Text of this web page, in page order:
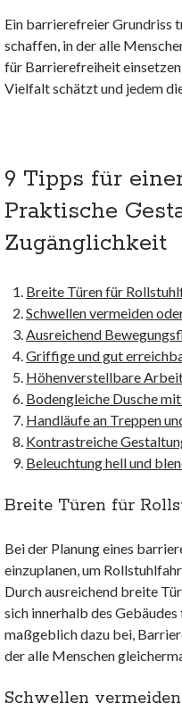
Ein barrierefreier Grundriss
schaffen, in der alle
für Barrierefreiheit
Vielfalt schätzt und jedem
9 Tipps für
Praktische
Zugänglichkeit
Breite Türen für
Schwellen vermeiden
Ausreichend
Griffige und gut
Höhenverstellbare
Bodengleiche Dusche
Handläufe an Treppen
Kontrastreiche
Beleuchtung hell und
Breite Türen für
Bei der Planung eines
einzuplanen, um
Durch ausreichend breite
sich innerhalb des
maßgeblich dazu bei,
der alle Menschen
Schwellen